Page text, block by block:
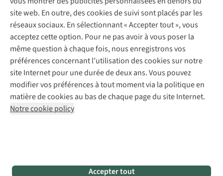
site web. En outre, des cookies de suivi sont placés par les
réseaux sociaux. En sélectionnant « Accepter tout », vous
acceptez cette option. Pour ne pas avoir à vous poser la
même question à chaque fois, nous enregistrons vos
préférences concernant l’utilisation des cookies sur notre
site Internet pour une durée de deux ans. Vous pouvez
modifier vos préférences à tout moment via la politique en
matière de cookies au bas de chaque page du site Internet.
Notre cookie policy
Accepter tout
Retouches
Pour les entreprises
Suivez-nous
Mentions légales
Politique de confidentialité
Conditions générales
Cookie Policy